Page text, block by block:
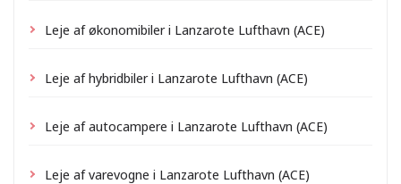
Leje af økonomibiler i Lanzarote Lufthavn (ACE)
Leje af hybridbiler i Lanzarote Lufthavn (ACE)
Leje af autocampere i Lanzarote Lufthavn (ACE)
Leje af varevogne i Lanzarote Lufthavn (ACE)